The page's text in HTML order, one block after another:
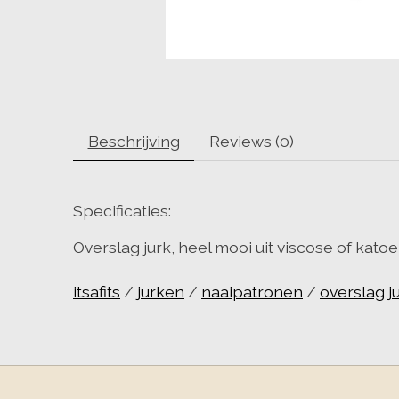
Beschrijving Reviews (0)
Specificaties:
Overslag jurk, heel mooi uit viscose of
itsafits / jurken / naaipatronen / overslag